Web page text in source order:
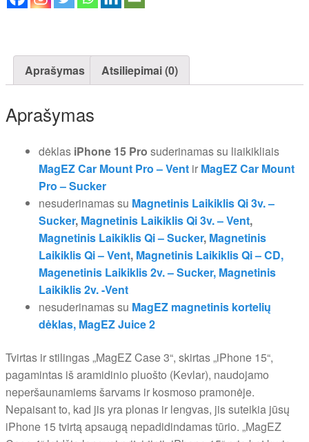
Aprašymas Atsiliepimai (0)
Aprašymas
dėklas iPhone 15 Pro suderinamas su liaikikliais
MagEZ Car Mount Pro – Vent ir MagEZ Car Mount
Pro – Sucker
nesuderinamas su Magnetinis Laikiklis Qi 3v. –
Sucker, Magnetinis Laikiklis Qi 3v. – Vent,
Magnetinis Laikiklis Qi – Sucker, Magnetinis
Laikiklis Qi – Vent, Magnetinis Laikiklis Qi – CD,
Magenetinis Laikiklis 2v. – Sucker, Magnetinis
Laikiklis 2v. -Vent
nesuderinamas su MagEZ magnetinis kortelių
dėklas, MagEZ Juice 2
Tvirtas ir stilingas „MagEZ Case 3“, skirtas „iPhone 15“,
pagamintas iš aramidinio pluošto (Kevlar), naudojamo
neperšaunamiems šarvams ir kosmoso pramonėje.
Nepaisant to, kad jis yra plonas ir lengvas, jis suteikia jūsų
iPhone 15 tvirtą apsaugą nepadidindamas tūrio. „MagEZ